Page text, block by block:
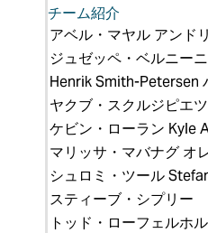
チーム紹介
アベル・マヤル アンド
ジュゼッペ・ベルニーニ
Henrik Smith-Petersen
ヤクブ・スクルジピエツ
ケビン・ローラン Kyle
マリッサ・マバナグ オ
シュロミ・ツール
スティーブ・シプリー
トッド・ローフェルホ